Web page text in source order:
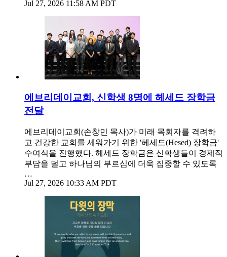
Jul 27, 2026 11:58 AM PDT
에브리데이교회, 신학생 8명에 헤세드 장학금
전달
에브리데이교회(손창민 목사)가 미래 목회자를 격려하
고 건강한 교회를 세워가기 위한 '헤세드(Hesed) 장학금'
수여식을 진행했다. 헤세드 장학금은 신학생들이 경제적
부담을 덜고 하나님의 부르심에 더욱 집중할 수 있도록
…
Jul 27, 2026 10:33 AM PDT